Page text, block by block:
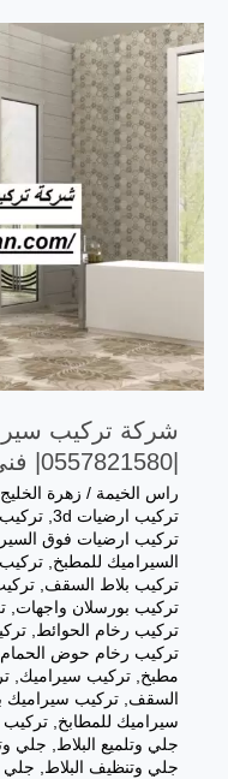
شركة تركيب
راس الخيمة / زهرة الخليج
تركيب ارضيات 3d
, تركيب
تركيب ارضيات فوق
السيراميك للمطبخ, تركيب
تركيب بلاط السقف,
تركيب بورسلان واجهات,
تركيب رخام الحوائط,
تركيب رخام حوض الحمام
مطبخ, تركيب سيراميك,
السقف, تركيب سيراميك
سيراميك للمطابخ, تركيب
جلي وتلميع البلاط, جلي
جلي وتنظيف البلاط, جلي